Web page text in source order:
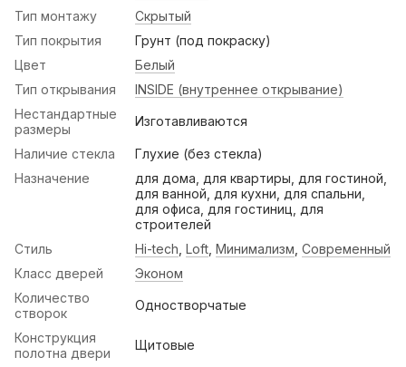
Тип монтажу
Скрытый
Тип покрытия
Грунт (под покраску)
Цвет
Белый
Тип открывания
INSIDE (внутреннее открывание)
Нестандартные
размеры
Изготавливаются
Наличие стекла
Глухие (без стекла)
Назначение
для дома, для квартиры, для гостиной,
для ванной, для кухни, для спальни,
для офиса, для гостиниц, для
строителей
Стиль
Hi-tech Loft Минимализм Современный
Класс дверей
Эконом
Количество
створок
Одностворчатые
Конструкция
полотна двери
Щитовые